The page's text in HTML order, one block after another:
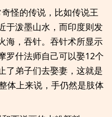
怪的传说，比如传说王
于泼墨山水，而印度则发
海，吞针。吞针术所显示
罗什法师自己可以娶12个
了弟子们去娶妻，这就是
体上来说，手仍然是肢体